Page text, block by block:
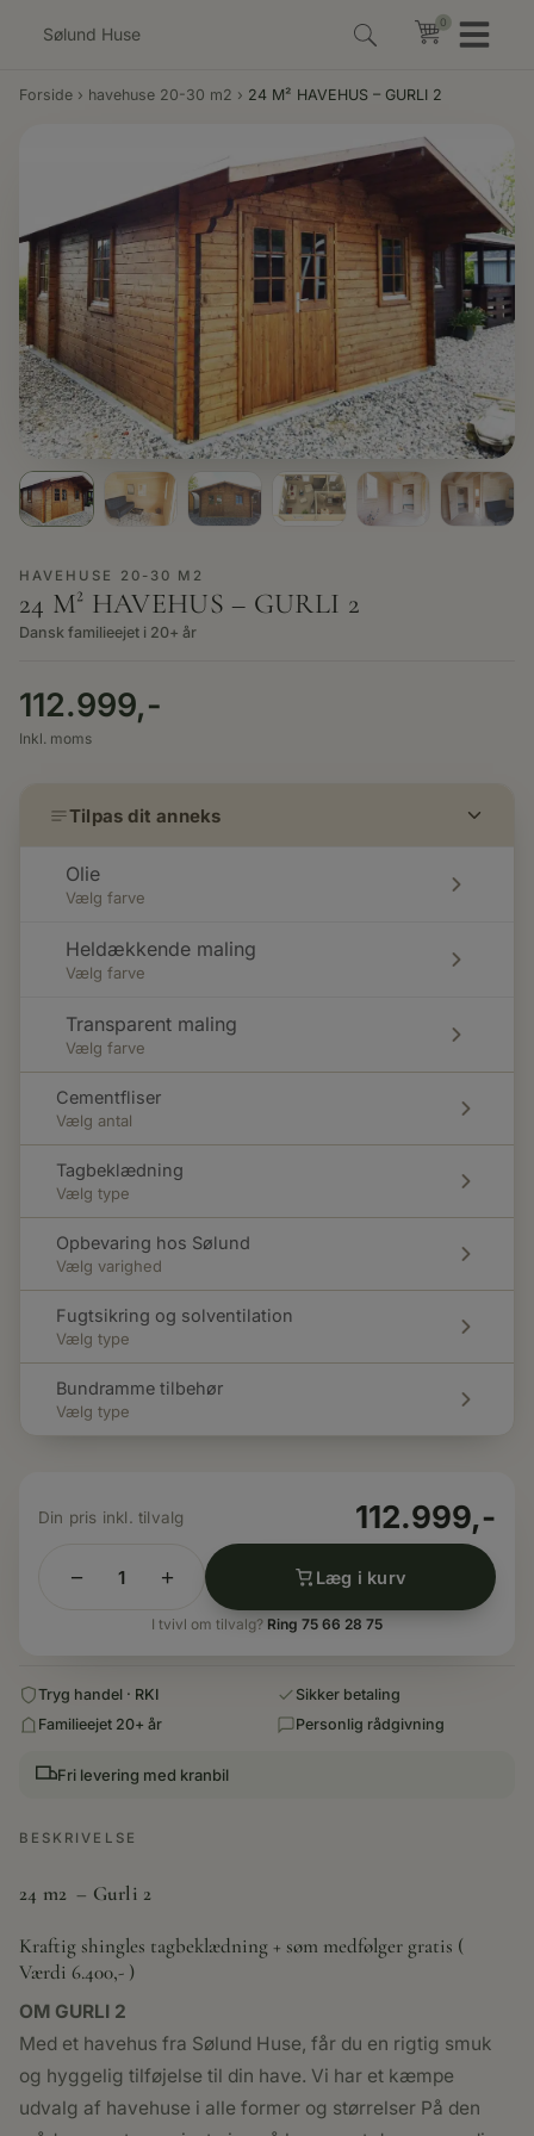
00
Forside › havehuse 20-30 m2 › 24 M² HAVEHUS – GURLI 2
HAVEHUSE 20-30 M2
24 M² HAVEHUS – GURLI 2
Dansk familieejet i 20+ år
112.999,-
Inkl. moms
Tilpas dit anneks
Olie
Vælg farve
Heldækkende maling
Vælg farve
Transparent maling
Vælg farve
Cementfliser
Vælg antal
Tagbeklædning
Vælg type
Opbevaring hos Sølund
Vælg varighed
Fugtsikring og solventilation
Vælg type
Bundramme tilbehør
Vælg type
112.999,-
-
GURLI
antal
− + Læg i kurv
I tvivl om tilvalg? Ring 75 66 28 75
Tryg handel · RKI
Sikker betaling
Familieejet 20+ år
Personlig rådgivning
Fri levering med kranbil
BESKRIVELSE
24 m2 – Gurli 2
Kraftig shingles tagbeklædning + søm medfølger gratis (
Værdi 6.400,- )
OM GURLI 2
Med et havehus fra Sølund Huse, får du en rigtig smuk
og hyggelig tilføjelse til din have. Vi har et kæmpe
udvalg af havehuse i alle former og størrelser På den